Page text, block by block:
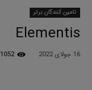
تامین کنندگان برتر
Elementis
16 جولای 2022 1052